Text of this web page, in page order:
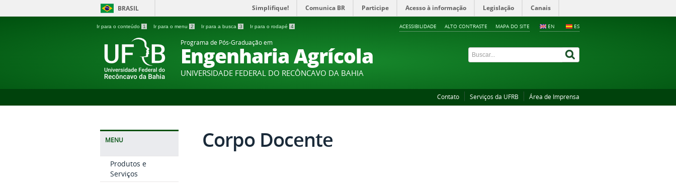
BRASIL Simplifique! Comunica BR Participe Acesso à informação Legislação Canais
Ir para o conteúdo 1 Ir para o menu 2 Ir para a busca 3 Ir para o rodapé 4 EN ES
ACESSIBILIDADE ALTO CONTRASTE MAPA DO SITE
Programa de Pós-Graduação em
Engenharia Agrícola
UNIVERSIDADE FEDERAL DO RECÔNCAVO DA BAHIA
Contato Serviços da UFRB Área de Imprensa
MENU
Produtos e
Serviços
Corpo Docente